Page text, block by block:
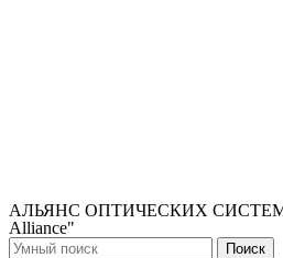
АЛЬЯНС ОПТИЧЕСКИХ СИСТЕМ
Alliance"
Поиск